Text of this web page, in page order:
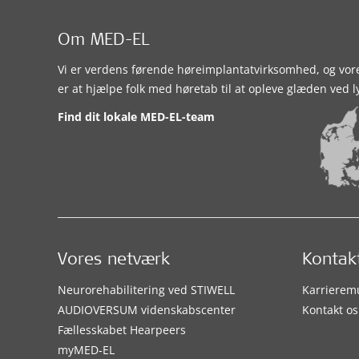
Om MED-EL
Vi er verdens førende høreimplantatvirksomhed, og
er at hjælpe folk med høretab til at opleve glæden ved
Find dit lokale MED-EL-team
Vores netværk
Neurorehabilitering ved STIWELL
AUDIOVERSUM videnskabscenter
Fællesskabet Hearpeers
myMED‑EL
Kontakt os